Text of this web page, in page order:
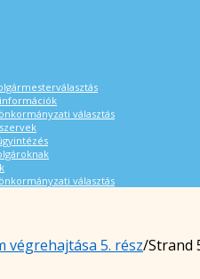
választás
választás
végrehajtása 5. rész/Strand